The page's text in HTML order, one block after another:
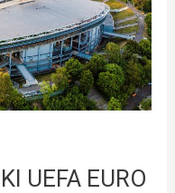
UEFA EURO